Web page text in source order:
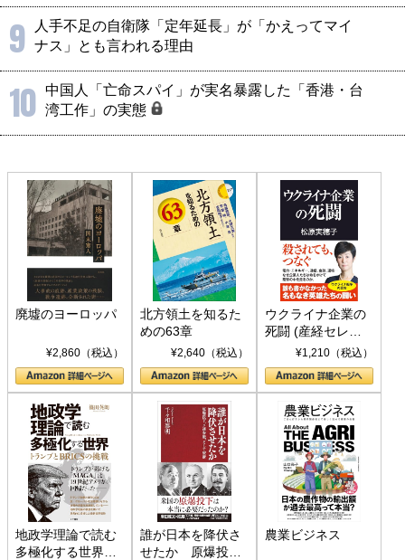
9
人手不足の自衛隊「定年延長」が「かえってマイ
ナス」とも言われる理由
10 中国人「亡命スパイ」が実名暴露した「香港・台
湾工作」の実態
廃墟のヨーロッパ
¥2,860（税込）
北方領土を知るた
めの63章
¥2,640（税込）
ウクライナ企業の
死闘 (産経セレク
ト S 039)¥1,210（税込）
地政学理論で読む
多極化する世界：
誰が日本を降伏さ
せたか 原爆投
農業ビジネス